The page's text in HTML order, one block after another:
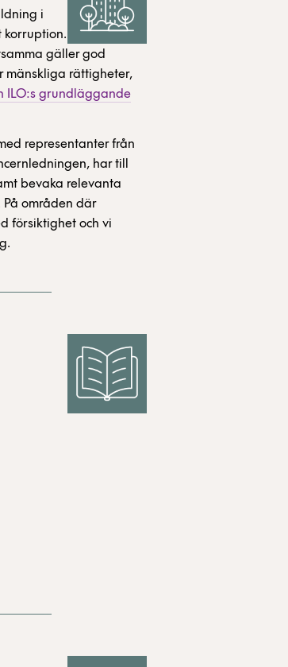
i
korruption.
gäller god
mänskliga rättigheter,
ILO:s grundläggande
representanter från
har till
bevaka relevanta
områden där
försiktighet och vi